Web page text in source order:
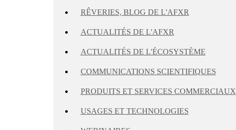
RÊVERIES, BLOG DE L'AFXR
ACTUALITÉS DE L'AFXR
ACTUALITÉS DE L'ÉCOSYSTÈME
COMMUNICATIONS SCIENTIFIQUES
PRODUITS ET SERVICES COMMERCIAUX
USAGES ET TECHNOLOGIES